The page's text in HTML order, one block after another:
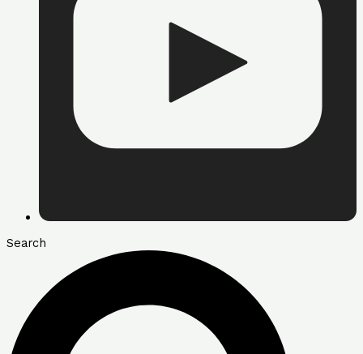
Search